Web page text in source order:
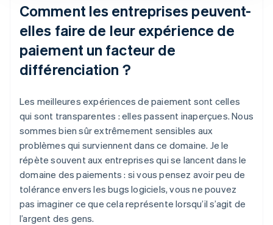
Comment les entreprises peuvent-
elles faire de leur expérience de
paiement un facteur de
différenciation ?
Les meilleures expériences de paiement sont celles
qui sont transparentes : elles passent inaperçues. Nous
sommes bien sûr extrêmement sensibles aux
problèmes qui surviennent dans ce domaine. Je le
répète souvent aux entreprises qui se lancent dans le
domaine des paiements : si vous pensez avoir peu de
tolérance envers les bugs logiciels, vous ne pouvez
pas imaginer ce que cela représente lorsqu’il s’agit de
l’argent des gens.